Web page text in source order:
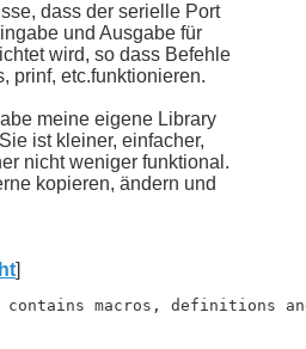
dass der serielle Port
und Ausgabe für
wird, so dass Befehle
prinf, etc.funktionieren.
meine eigene Library
ist kleiner, einfacher,
nicht weniger funktional.
kopieren, ändern und
]
macros, definitions